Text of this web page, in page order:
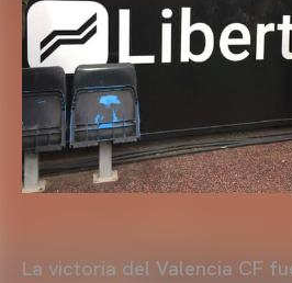
La victoria del Valencia CF